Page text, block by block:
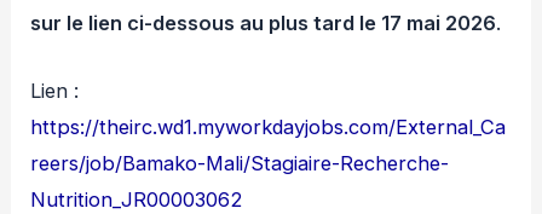
sur le lien ci-dessous au plus tard le 17 mai 2026.
Lien :
https://theirc.wd1.myworkdayjobs.com/External_Ca
reers/job/Bamako-Mali/Stagiaire-Recherche-
Nutrition_JR00003062